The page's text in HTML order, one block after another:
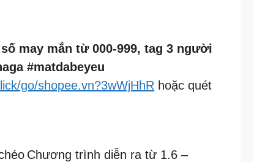
may mắn từ 000-999, tag 3 người
#matdabeyeu
go/shopee.vn?3wWjHhR hoặc quét
Chương trình diễn ra từ 1.6 –